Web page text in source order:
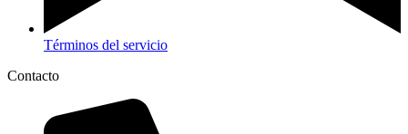
Términos del servicio
Contacto